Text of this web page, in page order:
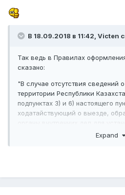
В 18.09.2018 в 11:42, Victen
Так ведь в Правилах
сказано:
"В случае отсутствия сведений
территории Республики
подпунктах 3) и 6) настоящего
ходатайствующий о выезде,
органы внутренних дел для
регистрации на территории
отсутствии такой регистрации -
Expand